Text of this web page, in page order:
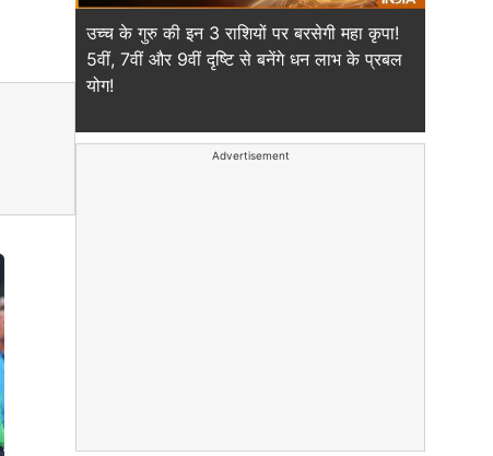
उच्च के गुरु की इन 3 राशियों पर बरसेगी महा कृपा!
5वीं, 7वीं और 9वीं दृष्टि से बनेंगे धन लाभ के प्रबल
योग!
Advertisement